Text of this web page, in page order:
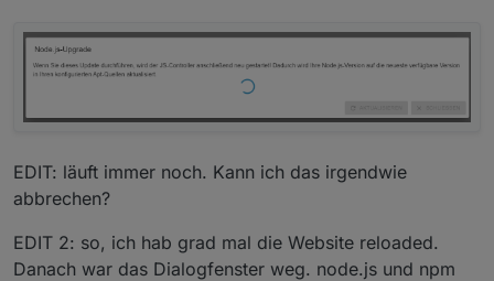
=================== END OF SUMMARY
Active iob-Instances: 	13
Upgrade policy: none
ioBroker Core: 		js-controller
ioBroker Status: 	iobroker is
Objects type: jsonl
States  type: jsonl
EDIT: läuft immer noch. Kann ich das irgendwie
abbrechen?
EDIT 2: so, ich hab grad mal die Website reloaded.
Danach war das Dialogfenster weg. node.js und npm